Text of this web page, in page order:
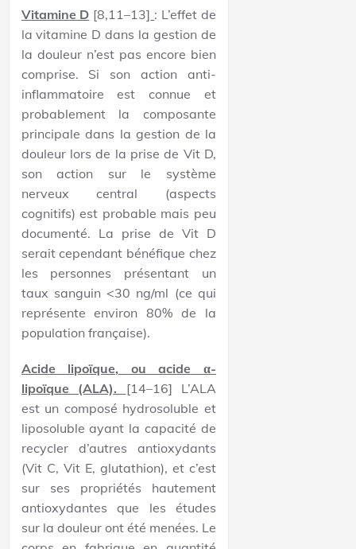
Vitamine D [8,11–13] : L’effet de
la vitamine D dans la gestion de
la douleur n’est pas encore bien
comprise. Si son action anti-
inflammatoire est connue et
probablement la composante
principale dans la gestion de la
douleur lors de la prise de Vit D,
son action sur le système
nerveux central (aspects
cognitifs) est probable mais peu
documenté. La prise de Vit D
serait cependant bénéfique chez
les personnes présentant un
taux sanguin <30 ng/ml (ce qui
représente environ 80% de la
population française).
Acide lipoïque, ou acide α-
lipoïque (ALA). [14–16] L’ALA
est un composé hydrosoluble et
liposoluble ayant la capacité de
recycler d’autres antioxydants
(Vit C, Vit E, glutathion), et c’est
sur ses propriétés hautement
antioxydantes que les études
sur la douleur ont été menées. Le